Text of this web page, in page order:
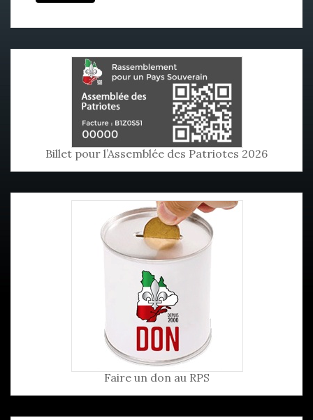
Billet pour l’Assemblée des Patriotes 2026
Faire un don au RPS